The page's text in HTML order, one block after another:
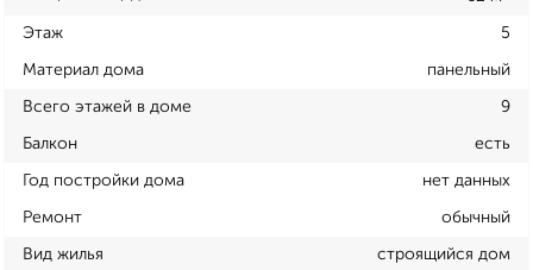
Этаж 5
Материал дома панельный
Всего этажей в доме 9
Балкон есть
Год постройки дома нет данных
Ремонт обычный
Вид жилья строящийся дом